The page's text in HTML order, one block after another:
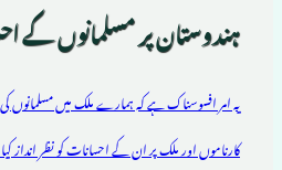
ہندوستان پر مسلمانوں کے
یہ امر افسوسناک ہے کہ ہمارے ملک میں مسلمانوں
کارناموں اور ملک پر ان کے احسانات کو نظر انداز